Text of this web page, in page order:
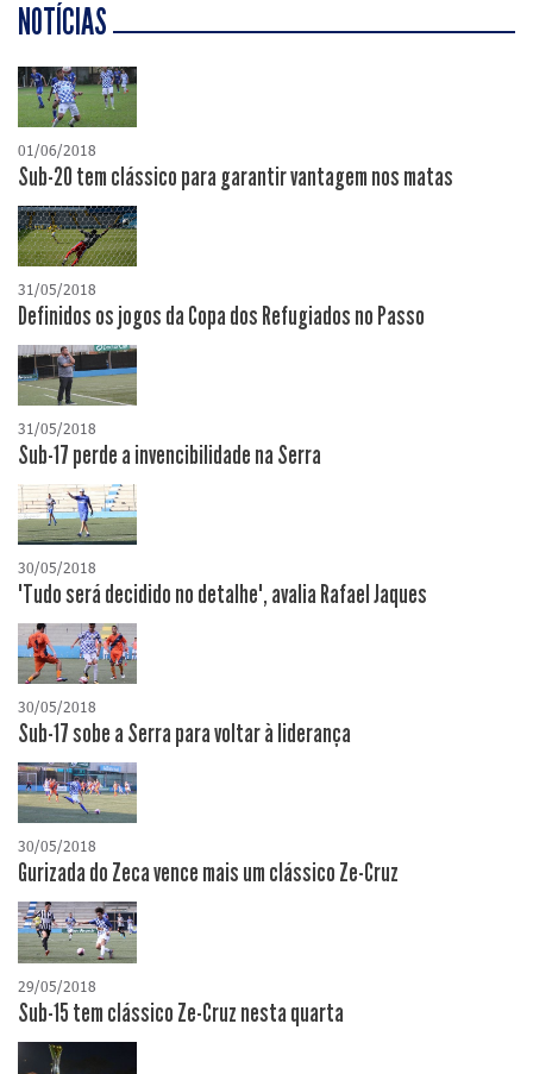
NOTÍCIAS
01/06/2018
Sub-20 tem clássico para garantir vantagem nos matas
31/05/2018
Definidos os jogos da Copa dos Refugiados no Passo
31/05/2018
Sub-17 perde a invencibilidade na Serra
30/05/2018
"Tudo será decidido no detalhe", avalia Rafael Jaques
30/05/2018
Sub-17 sobe a Serra para voltar à liderança
30/05/2018
Gurizada do Zeca vence mais um clássico Ze-Cruz
29/05/2018
Sub-15 tem clássico Ze-Cruz nesta quarta